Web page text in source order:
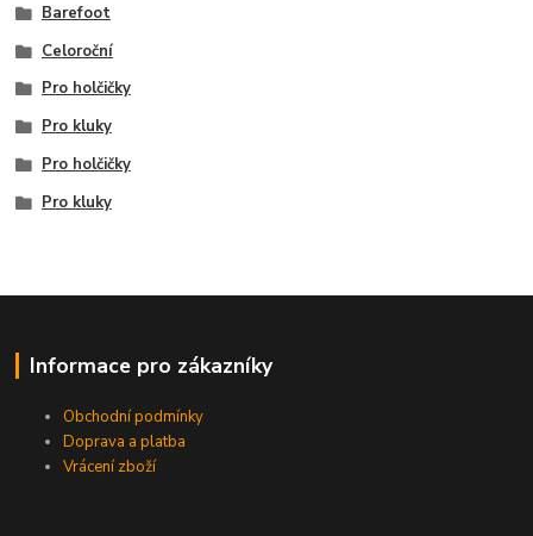
Barefoot
Celoroční
Pro holčičky
Pro kluky
Pro holčičky
Pro kluky
Informace pro zákazníky
Obchodní podmínky
Doprava a platba
Vrácení zboží